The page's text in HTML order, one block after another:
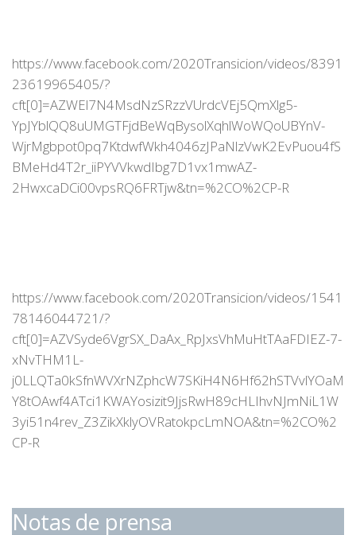
https://www.facebook.com/2020Transicion/videos/8391
23619965405/?
cft[0]=AZWEl7N4MsdNzSRzzVUrdcVEj5QmXlg5-
YpJYblQQ8uUMGTFjdBeWqBysolXqhlWoWQoUBYnV-
WjrMgbpot0pq7KtdwfWkh4046zJPaNlzVwK2EvPuou4fS
BMeHd4T2r_iiPYVVkwdIbg7D1vx1mwAZ-
2HwxcaDCi00vpsRQ6FRTjw&tn=%2CO%2CP-R
https://www.facebook.com/2020Transicion/videos/1541
78146044721/?
cft[0]=AZVSyde6VgrSX_DaAx_RpJxsVhMuHtTAaFDIEZ-7-
xNvTHM1L-
j0LLQTa0kSfnWVXrNZphcW7SKiH4N6Hf62hSTVvlYOaM
Y8tOAwf4ATci1KWAYosizit9JjsRwH89cHLIhvNJmNiL1W
3yi51n4rev_Z3ZikXklyOVRatokpcLmNOA&tn=%2CO%2
CP-R
Notas de prensa